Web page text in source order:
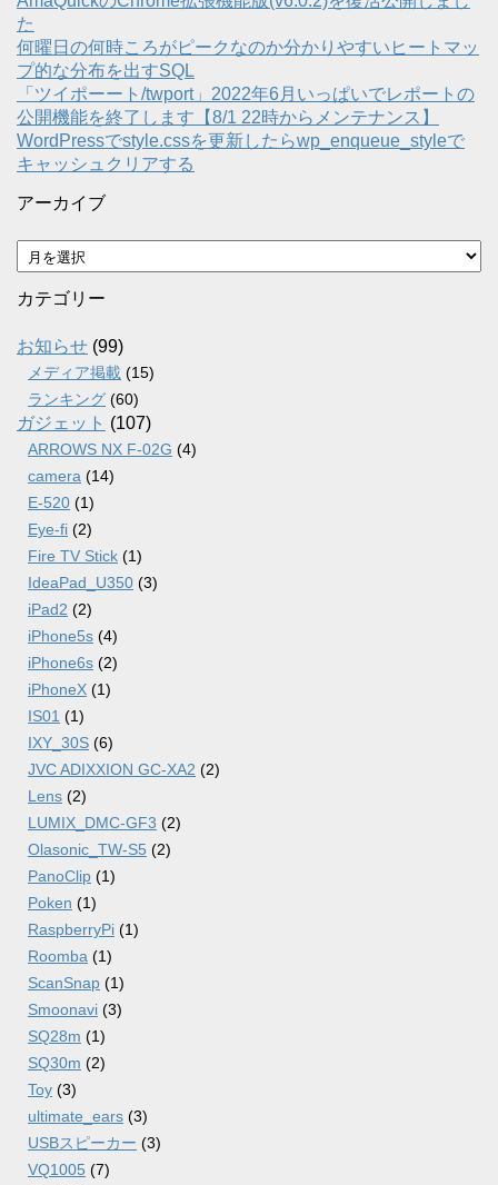
た
何曜日の何時ころがピークなのか分かりやすいヒートマッ
プ的な分布を出すSQL
「ツイポーート/twport」2022年6月いっぱいでレポートの
公開機能を終了します【8/1 22時からメンテナンス】
WordPressでstyle.cssを更新したらwp_enqueue_styleで
キャッシュクリアする
アーカイブ
ア
ー
カ
ブ
カテゴリー
お知らせ (99)
メディア掲載 (15)
ランキング (60)
ガジェット (107)
ARROWS NX F-02G (4)
camera (14)
E-520 (1)
Eye-fi (2)
Fire TV Stick (1)
IdeaPad_U350 (3)
iPad2 (2)
iPhone5s (4)
iPhone6s (2)
iPhoneX (1)
IS01 (1)
IXY_30S (6)
JVC ADIXXION GC-XA2 (2)
Lens (2)
LUMIX_DMC-GF3 (2)
Olasonic_TW-S5 (2)
PanoClip (1)
Poken (1)
RaspberryPi (1)
Roomba (1)
ScanSnap (1)
Smoonavi (3)
SQ28m (1)
SQ30m (2)
Toy (3)
ultimate_ears (3)
USBスピーカー (3)
VQ1005 (7)